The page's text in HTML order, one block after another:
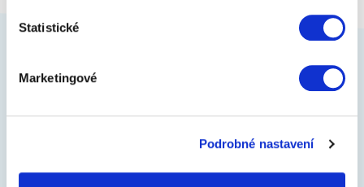
Statistické
Marketingové
Podrobné nastavení
GUMOVÉ VANY DO KUFRU
Chraňte interiér zavazadlového prostoru před
nečistotam. Díky protiskluzovému povrchu bude Váš